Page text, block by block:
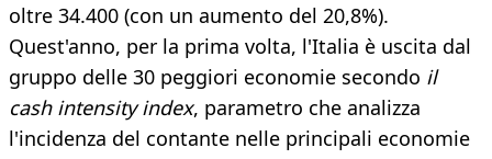
oltre 34.400 (con un aumento del 20,8%).
Quest'anno, per la prima volta, l'Italia è uscita dal
gruppo delle 30 peggiori economie secondo il
cash intensity index, parametro che analizza
l'incidenza del contante nelle principali economie